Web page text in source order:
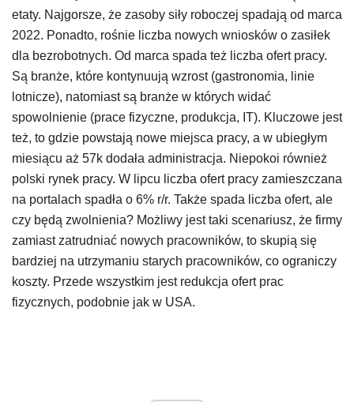
etaty. Najgorsze, że zasoby siły roboczej spadają od marca
2022. Ponadto, rośnie liczba nowych wniosków o zasiłek
dla bezrobotnych. Od marca spada też liczba ofert pracy.
Są branże, które kontynuują wzrost (gastronomia, linie
lotnicze), natomiast są branże w których widać
spowolnienie (prace fizyczne, produkcja, IT). Kluczowe jest
też, to gdzie powstają nowe miejsca pracy, a w ubiegłym
miesiącu aż 57k dodała administracja. Niepokoi również
polski rynek pracy. W lipcu liczba ofert pracy zamieszczana
na portalach spadła o 6% r/r. Także spada liczba ofert, ale
czy będą zwolnienia? Możliwy jest taki scenariusz, że firmy
zamiast zatrudniać nowych pracowników, to skupią się
bardziej na utrzymaniu starych pracowników, co ograniczy
koszty. Przede wszystkim jest redukcja ofert prac
fizycznych, podobnie jak w USA.